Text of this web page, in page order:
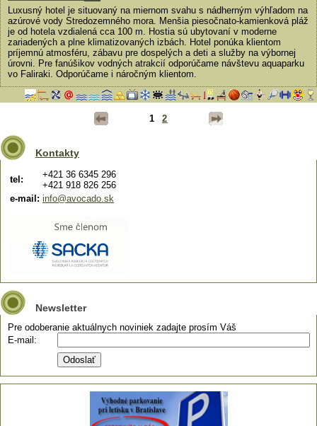
Luxusný hotel je situovaný na miernom svahu s nádherným výhľadom na
azúrové vody Stredozemného mora. Menšia piesočnato-kamienková pláž
je od hotela vzdialená cca 100 m. Hostia sú ubytovaní v moderne
zariadených a plne klimatizovaných izbách. Hotel ponúka klientom
príjemnú atmosféru, zábavu pre dospelých a deti a služby na výbornej
úrovni. Pre fanúšikov vodných atrakcií odporúčame návštevu aquaparku
vo Faliraki. Odporúčame i náročným klientom.
1 2
Kontakty
tel:
+421 36 6345 296
+421 918 826 256
e-mail: info@avocado.sk
Newsletter
Pre odoberanie aktuálnych noviniek zadajte prosím Váš
E-mail: